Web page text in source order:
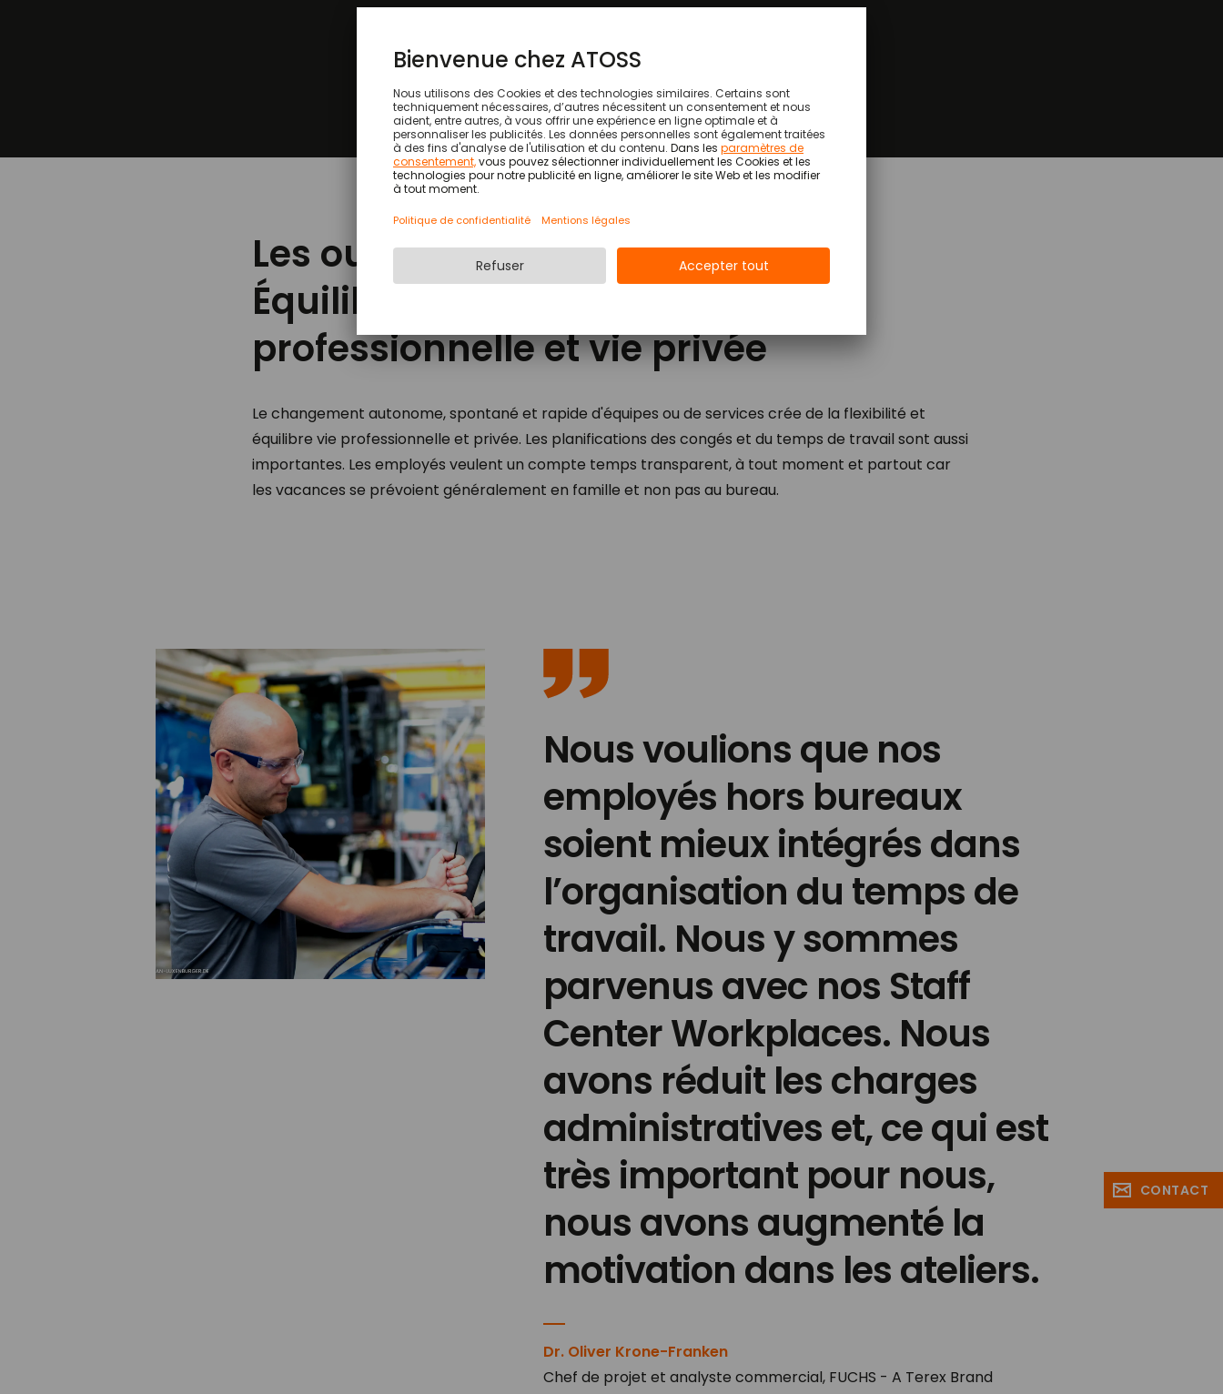
Les outils collaboratifs :
Équilibre entre vie
professionnelle et vie privée
Le changement autonome, spontané et rapide d'équipes ou de services crée de la flexibilité et
équilibre vie professionnelle et privée. Les planifications des congés et du temps de travail sont aussi
importantes. Les employés veulent un compte temps transparent, à tout moment et partout car
les vacances se prévoient généralement en famille et non pas au bureau.
Nous voulions que nos
employés hors bureaux
soient mieux intégrés dans
l’organisation du temps de
travail. Nous y sommes
parvenus avec nos Staff
Center Workplaces. Nous
avons réduit les charges
administratives et, ce qui est
très important pour nous,
nous avons augmenté la
motivation dans les ateliers.
Dr. Oliver Krone-Franken
Chef de projet et analyste commercial, FUCHS - A Terex Brand
CONTACT